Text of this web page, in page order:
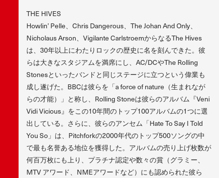
THE HIVES
Howlin’ Pelle、Chris Dangerous、The Johan And Only、
Nicholaus Arson、Vigilante CarlstroemからなるThe Hives
は、30年以上にわたりロックの歴史に名を刻んできた。彼
らは大きなスタジアムを満席にし、AC/DCやThe Rolling
Stonesといったバンドと同じステージに立つという偉業も
成し遂げた。BBCは彼らを「a force of nature（生まれなが
らの才能）」と称し、Rolling Stoneは彼らのアルバム『Veni
Vidi Vicious』をこの10年間のトップ100アルバムの1つに選
出している。さらに、彼らのアンセム「Hate To Say I Told
You So」は、Pitchforkの2000年代のトップ500ソングの中
で最も名誉ある地位を獲得した。アルバムの売り上げ枚数が
何百万枚にも上り、プラチナ認定や数々の賞（グラミー、
MTV アワード、NMEアワードなど）にも認められた彼ら